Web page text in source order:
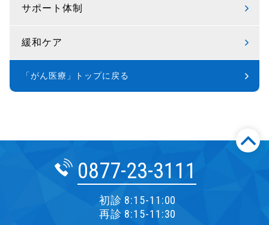
サポート体制
緩和ケア
「がん医療」トップに戻る
0877-23-3111
初診 8:15-11:00
再診 8:15-11:30